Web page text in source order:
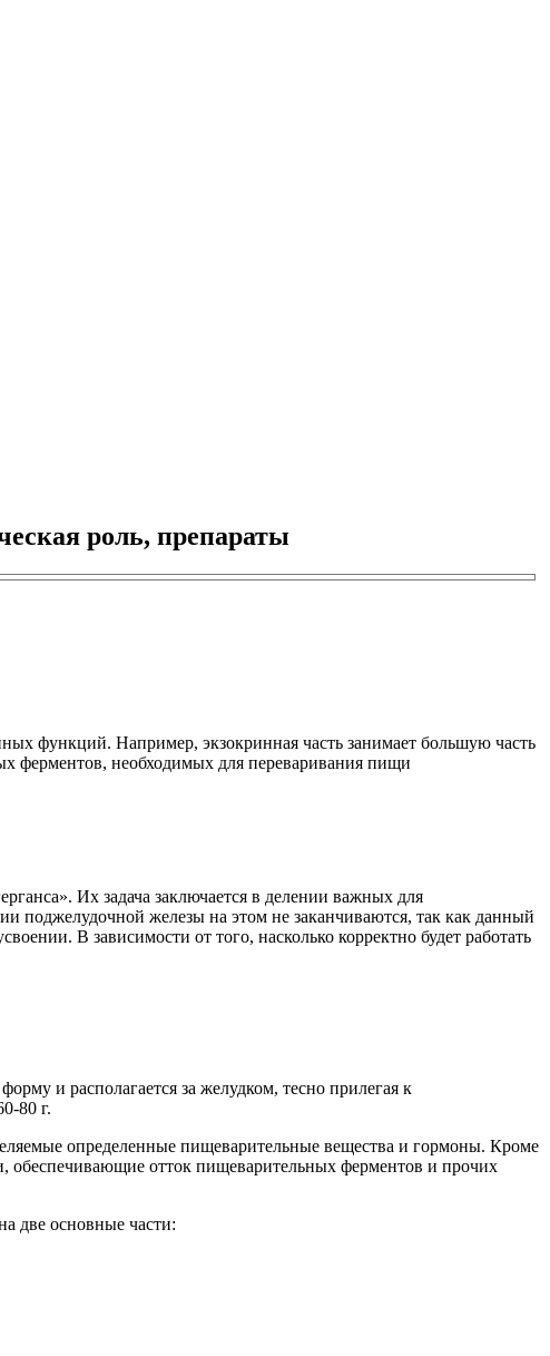
роль, препараты
функций. Например, экзокринная часть занимает большую часть
ферментов, необходимых для переваривания пищи
Их задача заключается в делении важных для
поджелудочной железы на этом не заканчиваются, так как данный
В зависимости от того, насколько корректно будет работать
и располагается за желудком, тесно прилегая к
80 г.
определенные пищеварительные вещества и гормоны. Кроме
обеспечивающие отток пищеварительных ферментов и прочих
две основные части: